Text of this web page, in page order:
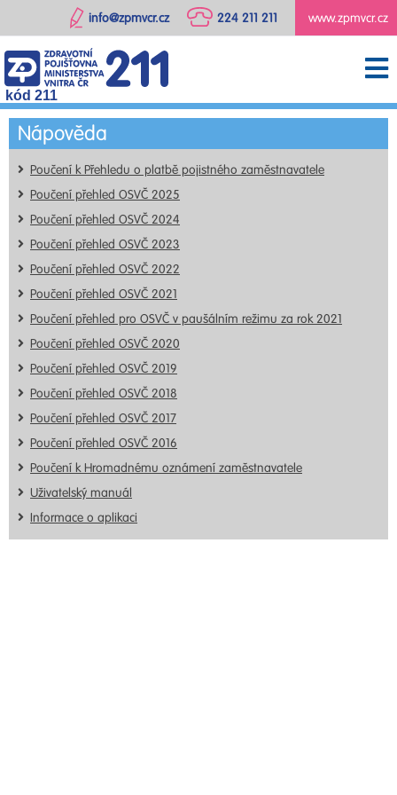
www.zpmvcr.cz
224 211 211
info@zpmvcr.cz
kód 211
Nápověda
Poučení k Přehledu o platbě pojistného zaměstnavatele
Poučení přehled OSVČ 2025
Poučení přehled OSVČ 2024
Poučení přehled OSVČ 2023
Poučení přehled OSVČ 2022
Poučení přehled OSVČ 2021
Poučení přehled pro OSVČ v paušálním režimu za rok 2021
Poučení přehled OSVČ 2020
Poučení přehled OSVČ 2019
Poučení přehled OSVČ 2018
Poučení přehled OSVČ 2017
Poučení přehled OSVČ 2016
Poučení k Hromadnému oznámení zaměstnavatele
Uživatelský manuál
Informace o aplikaci